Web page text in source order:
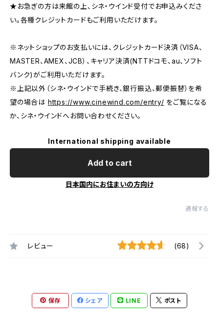
★お急ぎの方は来館の上、シネ・ウインド受付でお申込みくださ
い。各種クレジットカードもご利用いただけます。
※ネットショップのお支払いには、クレジットカード決済（VISA、
MASTER、AMEX、JCB）、キャリア決済(NTTドコモ、au、ソフト
バンク)がご利用いただけます。
※上記以外（シネ・ウインドで手続き、銀行振込、郵便振替）を希
望の場合は https://www.cinewind.com/entry/ をご覧になる
か、シネ・ウインドへお問い合わせください。
International shipping available
Add to cart
日本国内にお住まいの方向け
通報する
レビュー (68)
保存 シェア LINE ポスト